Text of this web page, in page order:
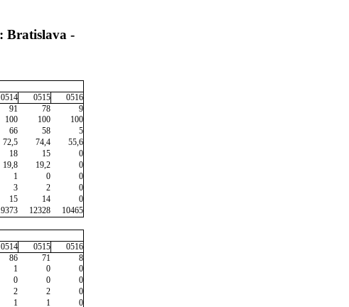
Bratislava -
0514 0515
0516
91 78
9
100 100
100
66 58
5
72,5 74,4
55,6
18 15
0
19,8 19,2
0
1 0
0
3 2
0
15 14
0
12328
10465
0514 0515
0516
86 71
8
1 0
0
0 0
0
2 2
0
1 1
0